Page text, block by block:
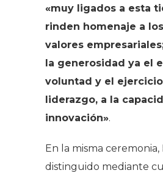
«muy ligados a esta
rinden homenaje a
valores
la generosidad ya el
voluntad y el
liderazgo, a la
innovación».
En la misma
distinguido mediante